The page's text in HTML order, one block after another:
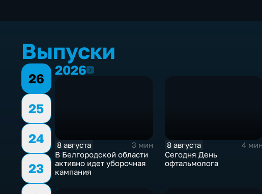
Выпуски
26
25
24
23
20262026
8 августа
3 мин
В Белгородской области
активно идет уборочная
кампания
8 августа
4 мин
Сегодня День
офтальмолога